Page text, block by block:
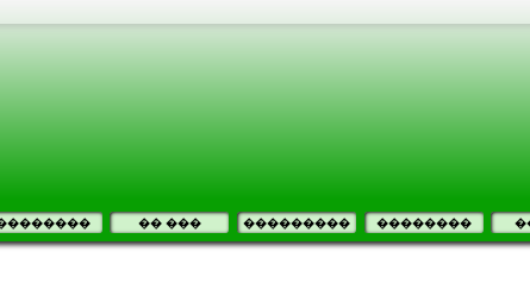
�� ��� ��������� ��������